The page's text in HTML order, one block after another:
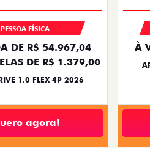
PESSOA FÍSICA
DE R$ 54.967,04
DE R$ 1.379,00
1.0 FLEX 4P 2026
agora!
À